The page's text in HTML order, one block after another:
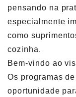
pensando na
especialmente
como
cozinha.
Bem-vindo ao
Os programas
oportunidade